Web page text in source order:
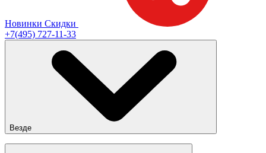
Новинки Скидки
+7(495) 727-11-33
Везде